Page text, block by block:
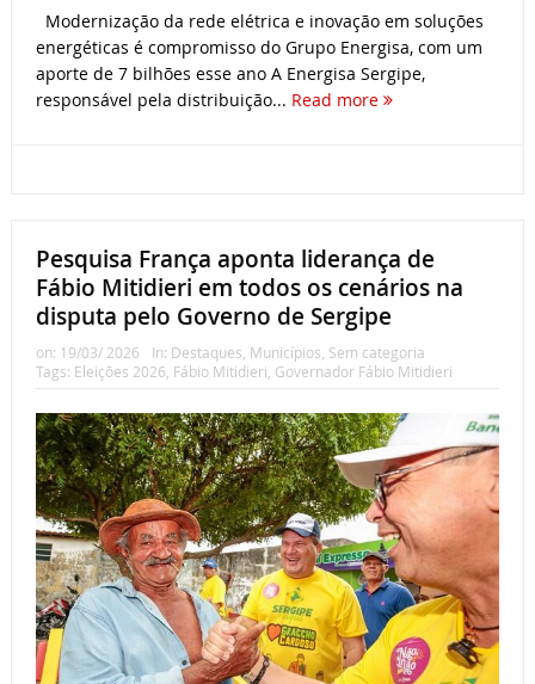
Modernização da rede elétrica e inovação em soluções
energéticas é compromisso do Grupo Energisa, com um
aporte de 7 bilhões esse ano A Energisa Sergipe,
responsável pela distribuição... Read more
Pesquisa França aponta liderança de
Fábio Mitidieri em todos os cenários na
disputa pelo Governo de Sergipe
on: 19/03/ 2026 In: Destaques Municípios Sem categoria
Tags: Eleições 2026 Fábio Mitidieri Governador Fábio Mitidieri